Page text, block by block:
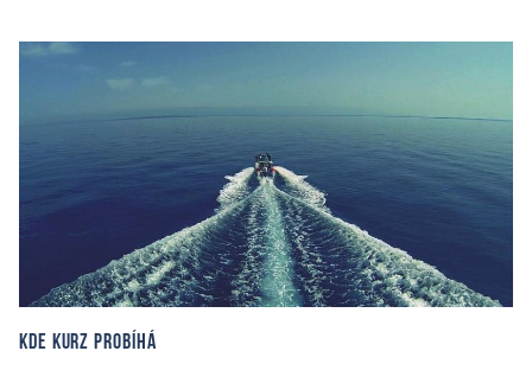
Kde kurz probíhá